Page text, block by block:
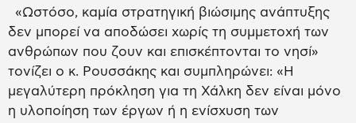
«Ωστόσο, καμία στρατηγική βιώσιμης ανάπτυξης
δεν μπορεί να αποδώσει χωρίς τη συμμετοχή των
ανθρώπων που ζουν και επισκέπτονται το νησί»
τονίζει ο κ. Ρουσσάκης και συμπληρώνει: «Η
μεγαλύτερη πρόκληση για τη Χάλκη δεν είναι μόνο
η υλοποίηση των έργων ή η ενίσχυση των